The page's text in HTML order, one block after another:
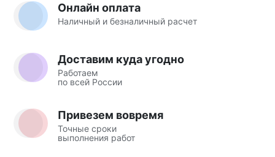
Онлайн оплата
Наличный и безналичный расчет
Доставим куда угодно
Работаем
по всей России
Привезем вовремя
Точные сроки
выполнения работ